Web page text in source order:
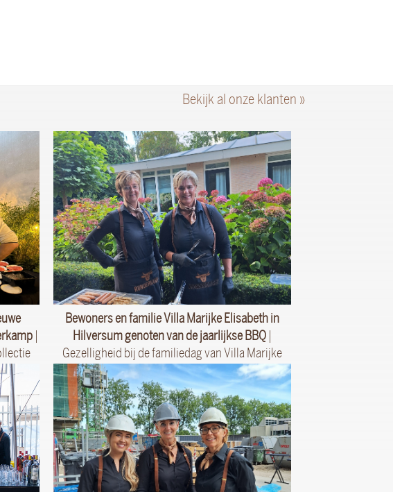
Bekijk al onze klanten »
Bewoners en familie Villa Marijke Elisabeth in
Hilversum genoten van de jaarlijkse BBQ|
Gezelligheid bij de familiedag van Villa Marijke
Elisabeth